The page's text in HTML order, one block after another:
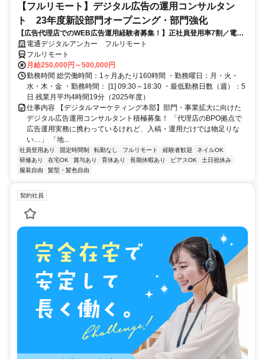
【フルリモート】デジタル広告の運用コンサルタン
ト 23年度新設部門オープニング・部門強化
【広告代理店でのWEB広告運用経験者募集！】正社員登用率7割／電通
G／全国×完全在宅／年休126日・土日祝休み／残業月平均4時間19分
電通デジタルアンカー フルリモート
フルリモート
月給250,000円～500,000円
勤務時間 総労働時間：1ヶ月あたり160時間 ・勤務曜日：月・火・
水・木・金 ・勤務時間： [1] 09:30～18:30 ・最低勤務日数（週）：5
日 残業月平均4時間19分（2025年度）
仕事内容 【デジタルマーケティング本部】部門・事業拡大に向けた
デジタル広告運用コンサルタント積極募集！ 「代理店のBPO拠点で
広告運用実務に携わっているけれど、入稿・運用だけでは物足りな
い…」 「地...
社員登用あり 固定時間制 転勤なし フルリモート 経験者歓迎
ネイルOK
研修あり
在宅OK 賞与あり 育休あり 長期休暇あり ピアスOK
土日祝休み
服装自由
髪型・髪色自由
契約社員